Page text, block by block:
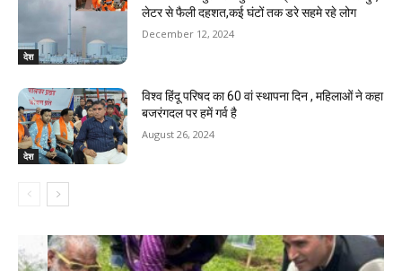
देश
लेटर से फैली दहशत,कई घंटों तक डरे सहमे रहे लोग
December 12, 2024
देश
विश्व हिंदू परिषद का 60 वां स्थापना दिन , महिलाओं ने कहा
बजरंगदल पर हमें गर्व है
August 26, 2024